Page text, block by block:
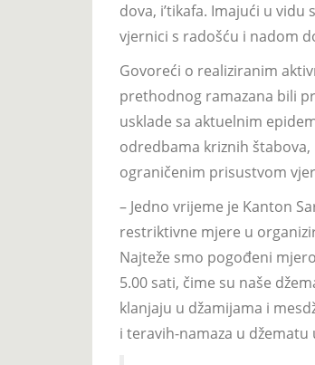
dova, i’tikafa. Imajući u
vjernici s radošću i nadom
Govoreći o realiziranim
prethodnog ramazana bili
usklade sa aktuelnim
odredbama kriznih
ograničenim prisustvom
– Jedno vrijeme je Kanton
restriktivne mjere u
Najteže smo pogođeni
5.00 sati, čime su naše
klanjaju u džamijama i
i teravih-namaza u džematu